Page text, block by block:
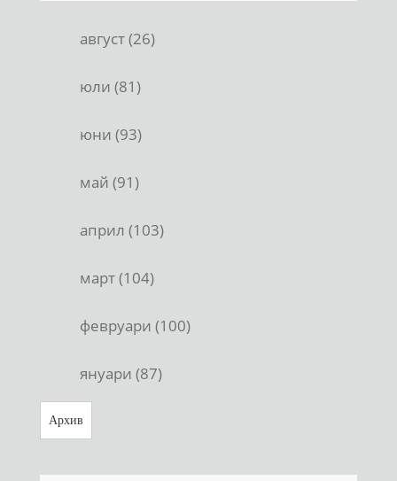
август (26)
юли (81)
юни (93)
май (91)
април (103)
март (104)
февруари (100)
януари (87)
Архив